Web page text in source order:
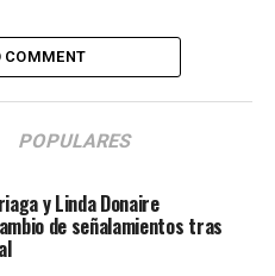
COMMENT
POPULARES
y Linda Donaire
de señalamientos tras